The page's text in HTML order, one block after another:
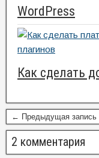
WordPress
Как сделать
← Предыдущая запись
2 комментария